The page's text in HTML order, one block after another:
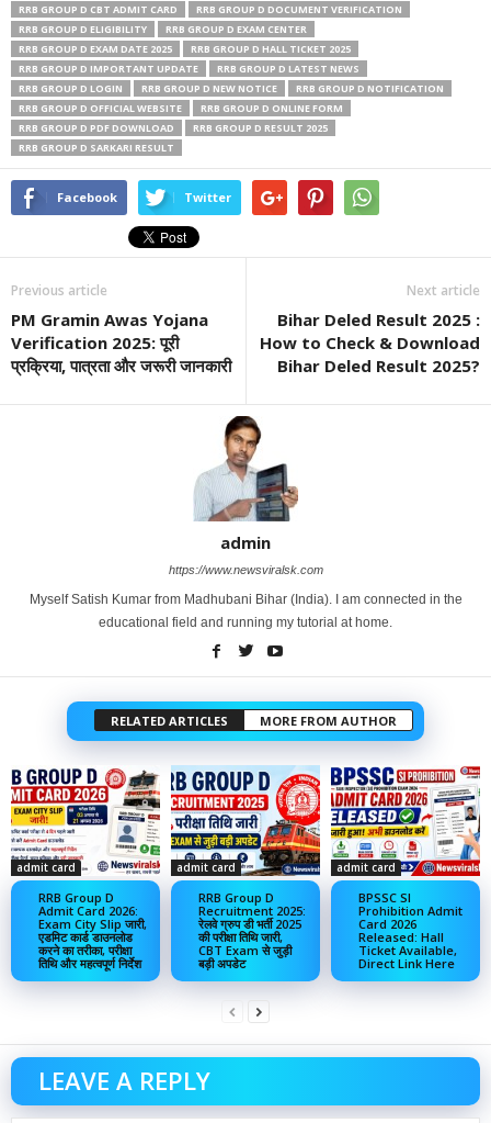
RRB GROUP D CBT ADMIT CARD
RRB GROUP D DOCUMENT VERIFICATION
RRB GROUP D ELIGIBILITY
RRB GROUP D EXAM CENTER
RRB GROUP D EXAM DATE 2025
RRB GROUP D HALL TICKET 2025
RRB GROUP D IMPORTANT UPDATE
RRB GROUP D LATEST NEWS
RRB GROUP D LOGIN
RRB GROUP D NEW NOTICE
RRB GROUP D NOTIFICATION
RRB GROUP D OFFICIAL WEBSITE
RRB GROUP D ONLINE FORM
RRB GROUP D PDF DOWNLOAD
RRB GROUP D RESULT 2025
RRB GROUP D SARKARI RESULT
Facebook Twitter
Previous article
PM Gramin Awas Yojana
Verification 2025: पूरी
प्रक्रिया, पात्रता और जरूरी जानकारी
Next article
Bihar Deled Result 2025 :
How to Check & Download
Bihar Deled Result 2025?
admin
https://www.newsviralsk.com
Myself Satish Kumar from Madhubani Bihar (India). I am connected in the
educational field and running my tutorial at home.
RELATED ARTICLES MORE FROM AUTHOR
admit card
RRB Group D
Admit Card 2026:
Exam City Slip जारी,
एडमिट कार्ड डाउनलोड
करने का तरीका, परीक्षा
तिथि और महत्वपूर्ण निर्देश
admit card
RRB Group D
Recruitment 2025:
रेलवे ग्रुप डी भर्ती 2025
की परीक्षा तिथि जारी,
CBT Exam से जुड़ी
बड़ी अपडेट
admit card
BPSSC SI
Prohibition Admit
Card 2026
Released: Hall
Ticket Available,
Direct Link Here
LEAVE A REPLY